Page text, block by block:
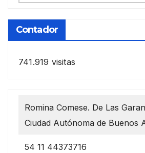
anteriores
Contador
741.919 visitas
Romina Comese. De Las
Ciudad Autónoma de Buenos
54 11 44373716